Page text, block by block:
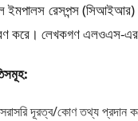
ইমপালস রেসপন্স
করে। লেখকগণ এলওএস-এর
সরাসরি দূরত্ব/কোণ তথ্য প্রদান